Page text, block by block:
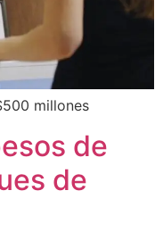
millones
de
de